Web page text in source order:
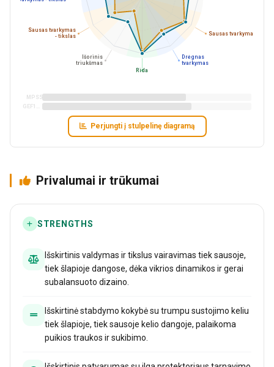
Sausas tvarkymas
Drėgnas
tvarkymas
Rida
Išorinis
triukšmas
Sausas tvarkymas
- tikslas
MPS5
Perjungti į stulpelinę diagramą
Privalumai ir trūkumai
STRENGTHS
Išskirtinis valdymas ir tikslus vairavimas tiek sausoje,
tiek šlapioje dangose, dėka vikrios dinamikos ir gerai
subalansuoto dizaino.
Išskirtinė stabdymo kokybė su trumpu sustojimo keliu
tiek šlapioje, tiek sausoje kelio dangoje, palaikoma
puikios traukos ir sukibimo.